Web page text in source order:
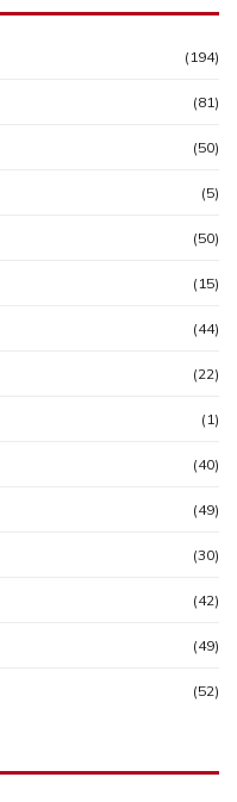
(194)
(81)
(50)
(5)
(50)
(15)
(44)
(22)
(1)
(40)
(49)
(30)
(42)
(49)
(52)